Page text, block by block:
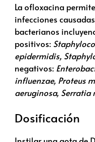
La ofloxacina
infecciones
bacterianos
positivos:
epidermidis,
negativos:
influenzae, Proteus
aeruginosa, Serratia
Dosificación